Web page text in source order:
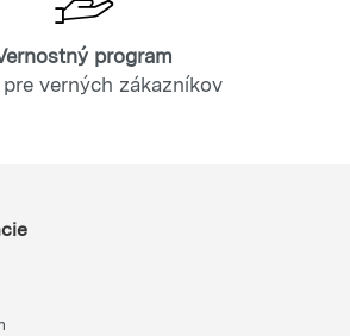
program
verných zákazníkov